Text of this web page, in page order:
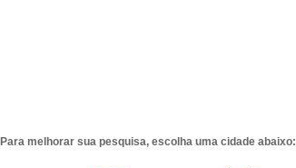
Para melhorar sua pesquisa, escolha uma cidade abaixo: